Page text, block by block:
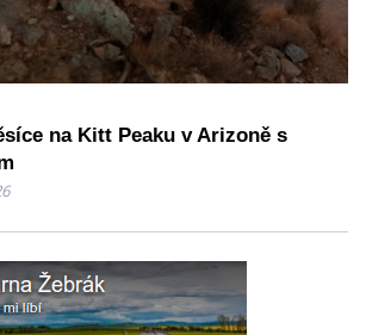
na Kitt Peaku v Arizoně s